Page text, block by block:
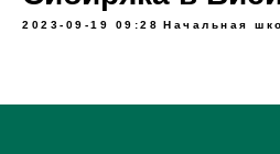
2023-09-19 09:28 Начальная